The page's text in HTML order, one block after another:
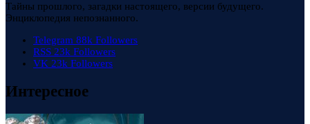
Тайны прошлого, загадки настоящего, версии будущего.
Энциклопедия непознанного.
Telegram 88k Followers
RSS 23k Followers
VK 23k Followers
Интересное